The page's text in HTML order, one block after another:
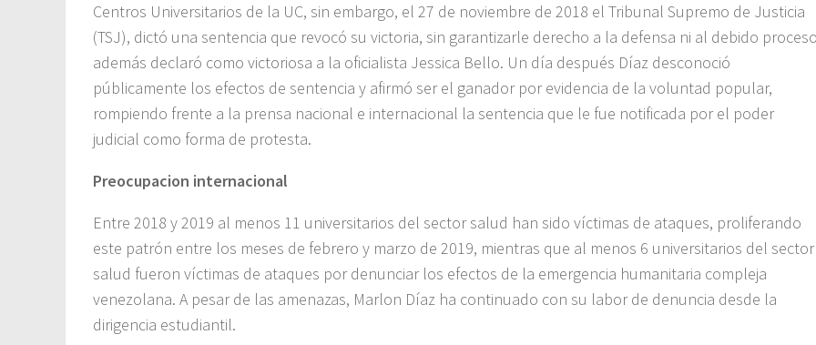
Centros Universitarios de la UC, sin embargo, el 27 de noviembre de 2018 el Tribunal Supremo de Justicia
(TSJ), dictó una sentencia que revocó su victoria, sin garantizarle derecho a la defensa ni al debido
además declaró como victoriosa a la oficialista Jessica Bello. Un día después Díaz desconoció
públicamente los efectos de sentencia y afirmó ser el ganador por evidencia de la voluntad popular,
rompiendo frente a la prensa nacional e internacional la sentencia que le fue notificada por el poder
judicial como forma de protesta.
Preocupacion internacional
Entre 2018 y 2019 al menos 11 universitarios del sector salud han sido víctimas de ataques, proliferando
este patrón entre los meses de febrero y marzo de 2019, mientras que al menos 6 universitarios del sector
salud fueron víctimas de ataques por denunciar los efectos de la emergencia humanitaria compleja
venezolana. A pesar de las amenazas, Marlon Díaz ha continuado con su labor de denuncia desde la
dirigencia estudiantil.